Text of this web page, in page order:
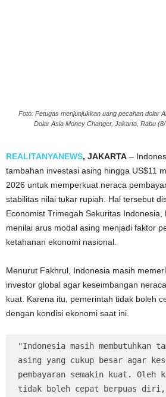
Foto: Petugas menjunjukkan uang pecahan dolar
Dolar Asia Money Changer, Jakarta, Rabu
REALITANYANEWS, JAKARTA –
tambahan investasi asing hingga US$11
2026 untuk memperkuat neraca
stabilitas nilai tukar rupiah. Hal tersebut
Economist Trimegah Sekuritas
menilai arus modal asing menjadi faktor
ketahanan ekonomi nasional.
Menurut Fakhrul, Indonesia masih
investor global agar keseimbangan
kuat. Karena itu, pemerintah tidak boleh
dengan kondisi ekonomi saat ini.
"Indonesia masih membutuhkan
asing yang cukup besar agar
pembayaran semakin kuat.
tidak boleh cepat berpuas